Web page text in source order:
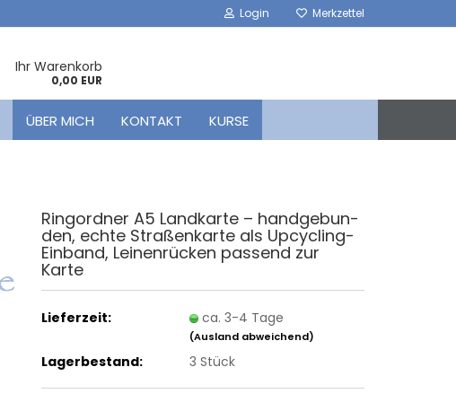
Login Merkzettel
Ihr Warenkorb
0,00 EUR
ÜBER MICH KONTAKT KURSE
Ring­ord­ner A5 Land­kar­te – hand­ge­bun­
den, echte Stra­ßen­kar­te als Upcycling-​
Einband, Lei­nen­rü­cken pas­send zur
Karte
Lieferzeit: ca. 3-4 Tage
(Ausland abweichend)
Lagerbestand: 3 Stück